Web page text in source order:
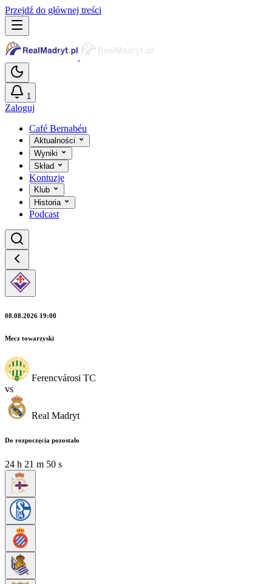
Przejdź do głównej treści
1
Zaloguj
Café Bernabéu
Aktualności
Wyniki
Skład
Kontuzje
Klub
Historia
Podcast
08.08.2026 19:00
Mecz towarzyski
Ferencvárosi TC
vs
Real Madryt
Do rozpoczęcia pozostało
24 h 21 m 48 s